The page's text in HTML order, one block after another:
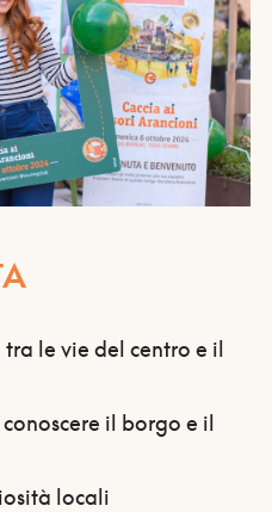
le vie del centro e il
il borgo e il
locali